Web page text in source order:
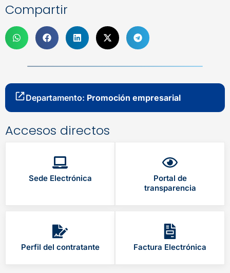
Compartir
Departamento: Promoción empresarial
Accesos directos
Sede Electrónica
Portal de
transparencia
Perfil del contratante Factura Electrónica